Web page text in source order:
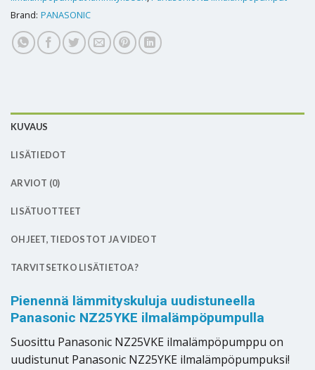
Brand: PANASONIC
KUVAUS
LISÄTIEDOT
ARVIOT (0)
LISÄTUOTTEET
OHJEET, TIEDOSTOT JA VIDEOT
TARVITSETKO LISÄTIETOA?
Pienennä lämmityskuluja uudistuneella
Panasonic NZ25YKE ilmalämpöpumpulla
Suosittu Panasonic NZ25VKE ilmalämpöpumppu on
uudistunut Panasonic NZ25YKE ilmalämpöpumpuksi!